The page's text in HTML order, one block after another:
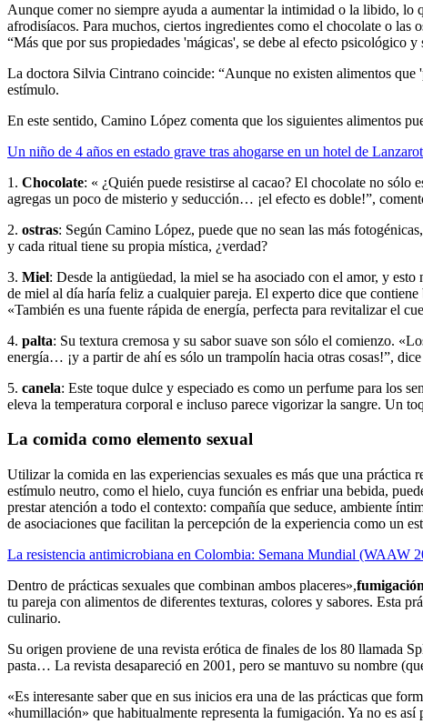
Aunque comer no siempre ayuda a aumentar la intimidad o la libido, lo
afrodisíacos. Para muchos, ciertos ingredientes como el chocolate o las
“Más que por sus propiedades 'mágicas', se debe al efecto psicológico
La doctora Silvia Cintrano coincide: “Aunque no existen alimentos que
estímulo.
En este sentido, Camino López comenta que los siguientes alimentos
Un niño de 4 años en estado grave tras ahogarse en un hotel de
1. Chocolate: « ¿Quién puede resistirse al cacao? El chocolate no sólo
agregas un poco de misterio y seducción… ¡el efecto es doble!”,
2. ostras: Según Camino López, puede que no sean las más
y cada ritual tiene su propia mística, ¿verdad?
3. Miel: Desde la antigüedad, la miel se ha asociado con el amor, y
de miel al día haría feliz a cualquier pareja. El experto dice que
«También es una fuente rápida de energía, perfecta para revitalizar el
4. palta: Su textura cremosa y su sabor suave son sólo el comienzo.
energía… ¡y a partir de ahí es sólo un trampolín hacia otras cosas!”,
5. canela: Este toque dulce y especiado es como un perfume para los
eleva la temperatura corporal e incluso parece vigorizar la sangre. Un
La comida como elemento sexual
Utilizar la comida en las experiencias sexuales es más que una
estímulo neutro, como el hielo, cuya función es enfriar una bebida,
prestar atención a todo el contexto: compañía que seduce, ambiente
de asociaciones que facilitan la percepción de la experiencia como un
La resistencia antimicrobiana en Colombia: Semana Mundial (WAAW
Dentro de prácticas sexuales que combinan ambos placeres»,fumigación
tu pareja con alimentos de diferentes texturas, colores y sabores. Esta
culinario.
Su origen proviene de una revista erótica de finales de los 80 llamada
pasta… La revista desapareció en 2001, pero se mantuvo su nombre
«Es interesante saber que en sus inicios era una de las prácticas que
«humillación» que habitualmente representa la fumigación. Ya no es